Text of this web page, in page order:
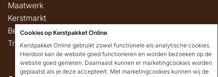
Maatwerk
Kerstmarkt
Belastingregels
Track & Trace
Cookies op Kerstpakket Online.
Kerstpakket Online gebruikt zowel functionele als analytische cookies.
Hierdoor kan de website goed functioneren en worden bezoeken op de
website goed gemeten. Daarnaast kunnen er marketingcookies worden
geplaatst als je deze accepteert. Met marketingcookies kunnen wij de